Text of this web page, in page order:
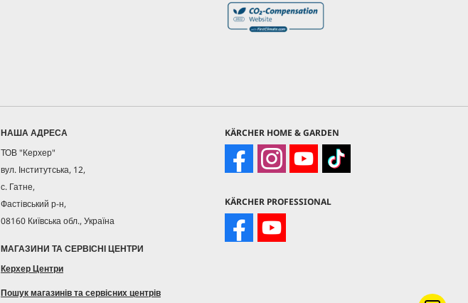
НАША АДРЕСА
ТОВ "Керхер"
вул. Інститутська, 12,
с. Гатне,
Фастівський р-н,
08160 Київська обл., Україна
МАГАЗИНИ ТА СЕРВІСНІ ЦЕНТРИ
Керхер Центри
Пошук магазинів та сервісних центрів
KÄRCHER HOME & GARDEN
KÄRCHER PROFESSIONAL